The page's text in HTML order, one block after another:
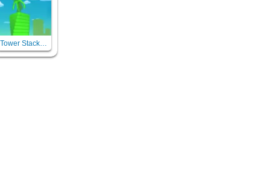
Tower Stack Slip